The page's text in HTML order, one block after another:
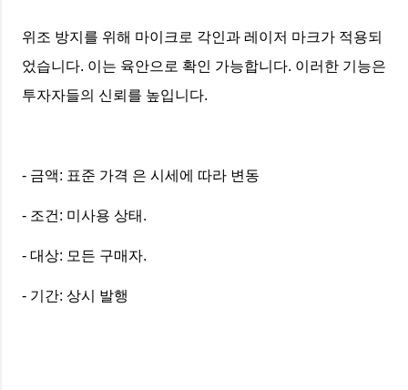
위조 방지를 위해 마이크로 각인과 레이저 마크가 적용되
었습니다. 이는 육안으로 확인 가능합니다. 이러한 기능은
투자자들의 신뢰를 높입니다.
- 금액: 표준 가격 은 시세에 따라 변동
- 조건: 미사용 상태.
- 대상: 모든 구매자.
- 기간: 상시 발행